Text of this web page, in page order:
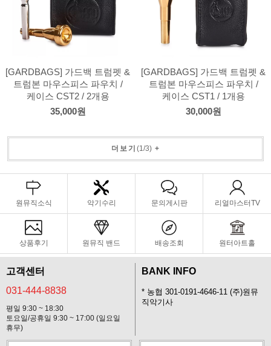
[GARDBAGS] 가드백 트럼펫 &
트럼본 마우스피스 파우치 /
케이스 CST2 / 2개용
35,000원
[GARDBAGS] 가드백 트럼펫 &
트럼본 마우스피스 파우치 /
케이스 CST1 / 1개용
30,000원
더보기 (1 /3)+
원뮤직소식 악기수리 문의게시판 리얼마스터TV
상품후기 원뮤직 밴드 배송조회 원터아트홀
고객센터
031-444-8838
평일 9:30 ~ 18:30
토요일/공휴일 9:30 ~ 17:00 (일요일
휴무)
BANK INFO
* 농협 301-0191-4646-11 (주)원뮤
직악기사